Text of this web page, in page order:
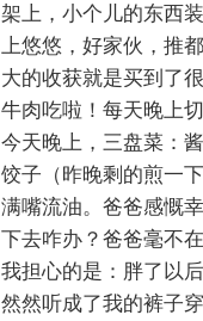
架上，小个儿的东西
上悠悠，好家伙，推
大的收获就是买到了
牛肉吃啦！每天晚上
今天晚上，三盘菜：
饺子（昨晚剩的煎一
满嘴流油。爸爸感慨
下去咋办？爸爸毫不
我担心的是：胖了以
然然听成了我的裤子